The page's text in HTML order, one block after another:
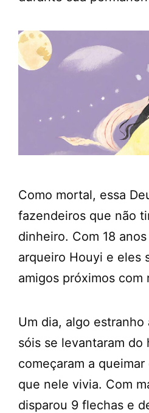
Como mortal, essa
fazendeiros que não
dinheiro. Com 18
arqueiro Houyi e eles
amigos próximos com
Um dia, algo
sóis se levantaram do
começaram a
que nele vivia. Com
disparou 9 flechas e